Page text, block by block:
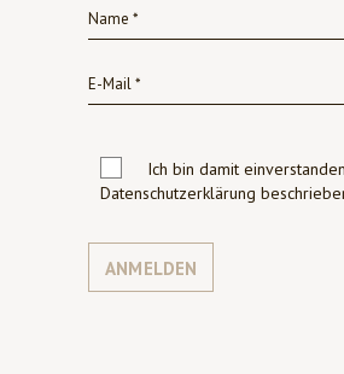
Ich bin damit
Datenschutzerklärung
ANMELDEN